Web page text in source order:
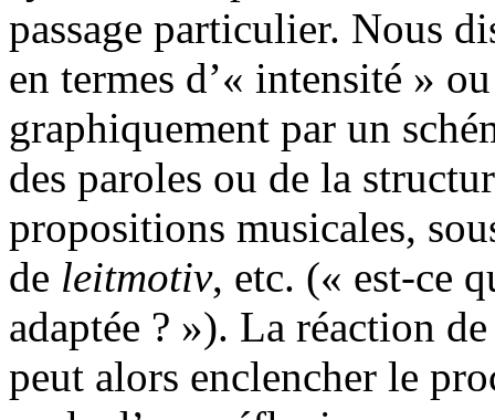
passage particulier. Nous
en termes d’« intensité »
graphiquement par un
des paroles ou de la
propositions musicales,
de leitmotiv, etc. (« est-ce
adaptée ? »). La réaction
peut alors enclencher le